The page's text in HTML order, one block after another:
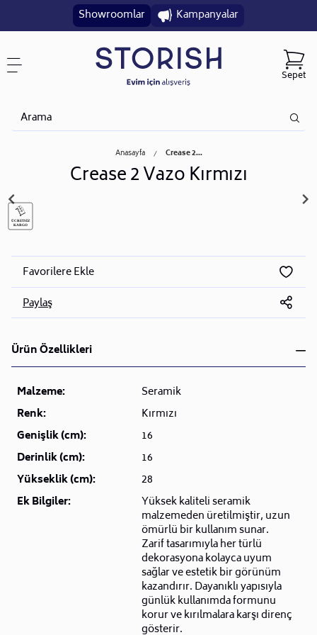
Showroomlar Kampanyalar
Sepet
Anasayfa Crease 2...
Crease 2 Vazo Kırmızı
Favorilere Ekle
Paylaş
Ürün Özellikleri
Malzeme:
Seramik
Renk:
Kırmızı
Genişlik (cm):
16
Derinlik (cm):
16
Yükseklik (cm):
28
Ek Bilgiler:
Yüksek kaliteli seramik
malzemeden üretilmiştir, uzun
ömürlü bir kullanım sunar.
Zarif tasarımıyla her türlü
dekorasyona kolayca uyum
sağlar ve estetik bir görünüm
kazandırır. Dayanıklı yapısıyla
günlük kullanımda formunu
korur ve kırılmalara karşı direnç
gösterir.